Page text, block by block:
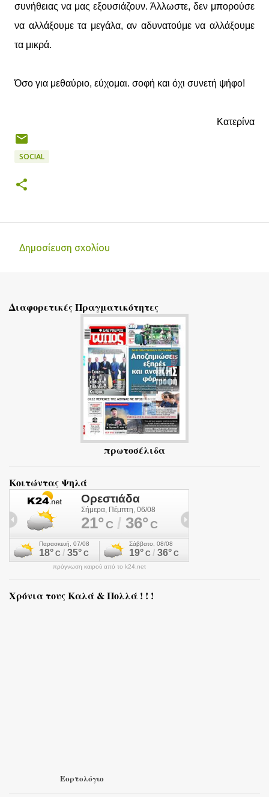
συνήθειας να μας εξουσιάζουν. Άλλωστε, δεν μπορούσε
να αλλάξουμε τα μεγάλα, αν αδυνατούμε να αλλάξουμε
τα μικρά.
Όσο για μεθαύριο, εύχομαι. σοφή και όχι συνετή ψήφο!
Κατερίνα
SOCIAL
λ
Δημοσίευση σχολίου
Διαφορετικές Πραγματικότητες
πρωτοσέλιδα
Κοιτώντας Ψηλά
πρόγνωση καιρού από το k24.net
Χρόνια τους Καλά & Πολλά ! ! !
Εορτολόγιο